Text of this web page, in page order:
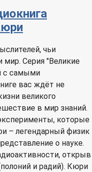
чьи
мир. Серия "Великие
с самыми
вас ждёт не
великого
в мир знаний.
которые
– легендарный физик
о науке.
открыв
и радий). Кюри